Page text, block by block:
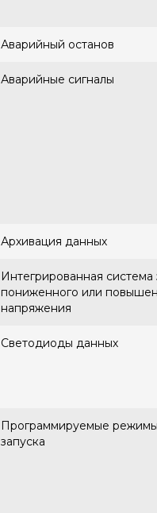
Аварийный останов
Аварийные сигналы
Архивация данных
Интегрированная
пониженного или
напряжения
Светодиоды данных
Программируемые
запуска